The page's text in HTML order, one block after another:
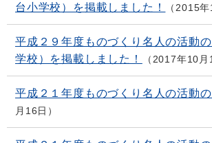
台小学校）を掲載しました！
2015年
平成２９年度ものづくり名人の活動
学校）を掲載しました！
2017年10月
平成２１年度ものづくり名人の活動
月16日